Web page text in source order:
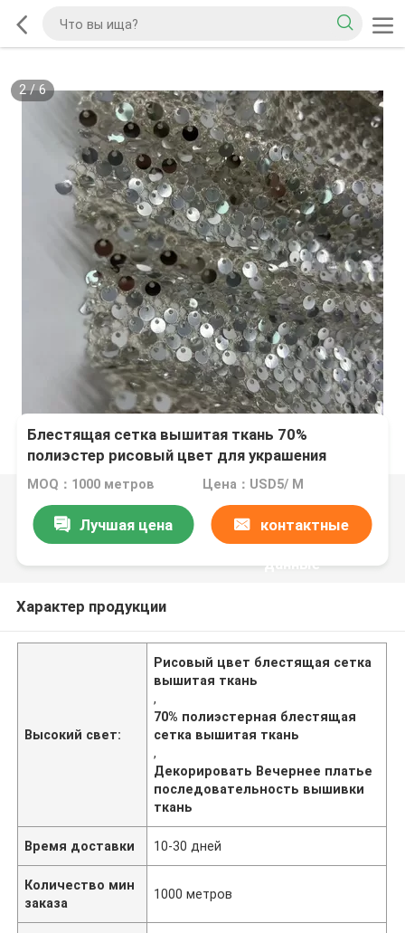
2/6
Блестящая сетка вышитая ткань 70%
полиэстер рисовый цвет для украшения
вечернее платье
MOQ：1000 метров Цена：USD5/ M
Лучшая цена контактные
данные
Характер продукции
Высокий свет:
Рисовый цвет блестящая сетка
вышитая ткань
,
70% полиэстерная блестящая
сетка вышитая ткань
,
Декорировать Вечернее платье
последовательность вышивки
ткань
Время доставки 10-30 дней
Количество мин
заказа
1000 метров